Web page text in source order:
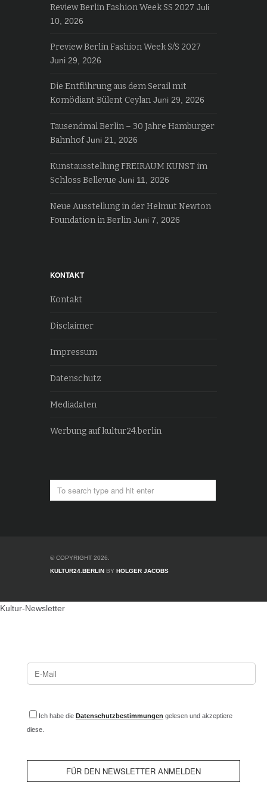
Review Berlin Fashion Week SS 2027 Juli
10, 2026
Preview Berlin Fashion Week S/S 2027
Juni 29, 2026
Die Entführung aus dem Serail mit
Komödiant Bülent Ceylan Juni 29, 2026
Tausendmal Berlin – 30 Jahre Hamburger
Bahnhof Juni 21, 2026
Kunstausstellung FREIRAUM KUNST im
Schloss Bellevue Juni 11, 2026
Neue Ausstellung in der Helmut Newton
Foundation in Berlin Juni 7, 2026
KONTAKT
Kontakt
Disclaimer
Impressum
Datenschutz
Mediadaten
Werbung auf kultur24.berlin
© COPYRIGHT 2026.
KULTUR24.BERLINBY HOLGER JACOBS
Kultur-Newsletter
Ich habe die Datenschutzbestimmungen gelesen und akzeptiere
diese.